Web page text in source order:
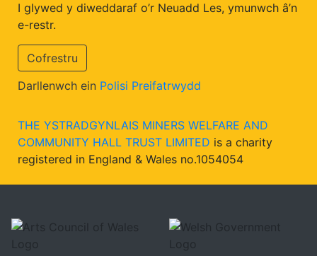
I glywed y diweddaraf o’r Neuadd Les, ymunwch â’n
e-restr.
Cofrestru
Darllenwch ein Polisi Preifatrwydd
THE YSTRADGYNLAIS MINERS WELFARE AND
COMMUNITY HALL TRUST LIMITED is a charity
registered in England & Wales no.1054054